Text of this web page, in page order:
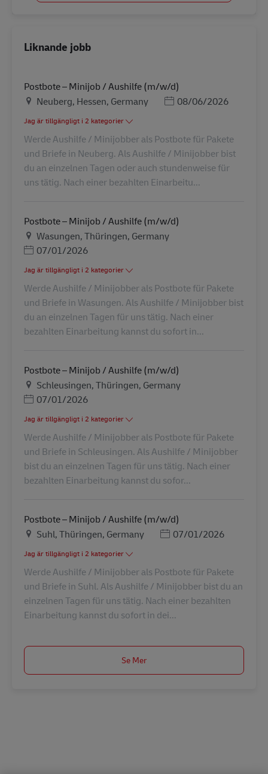
Liknande jobb
Postbote – Minijob / Aushilfe (m/w/d)
PlatsNeuberg, Hessen, Germany Posted Date
08/06/2026
Jag är tillgängligt i 2 kategorier
Werde Aushilfe / Minijobber als Postbote für Pakete
und Briefe in Neuberg. Als Aushilfe / Minijobber bist
du an einzelnen Tagen oder auch stundenweise für
uns tätig. Nach einer bezahlten Einarbeitu...
Postbote – Minijob / Aushilfe (m/w/d)
PlatsWasungen, Thüringen, Germany
Posted Date
07/01/2026
Jag är tillgängligt i 2 kategorier
Werde Aushilfe / Minijobber als Postbote für Pakete
und Briefe in Wasungen. Als Aushilfe / Minijobber bist
du an einzelnen Tagen für uns tätig. Nach einer
bezahlten Einarbeitung kannst du sofort in...
Postbote – Minijob / Aushilfe (m/w/d)
PlatsSchleusingen, Thüringen, Germany
Posted Date
07/01/2026
Jag är tillgängligt i 2 kategorier
Werde Aushilfe / Minijobber als Postbote für Pakete
und Briefe in Schleusingen. Als Aushilfe / Minijobber
bist du an einzelnen Tagen für uns tätig. Nach einer
bezahlten Einarbeitung kannst du sofor...
Postbote – Minijob / Aushilfe (m/w/d)
PlatsSuhl, Thüringen, Germany Posted Date
07/01/2026
Jag är tillgängligt i 2 kategorier
Werde Aushilfe / Minijobber als Postbote für Pakete
und Briefe in Suhl. Als Aushilfe / Minijobber bist du an
einzelnen Tagen für uns tätig. Nach einer bezahlten
Einarbeitung kannst du sofort in dei...
Se Mer